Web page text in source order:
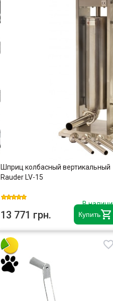
Купить
Шприц колбасный вертикальный
Rauder LV-15
В
13 771 грн.